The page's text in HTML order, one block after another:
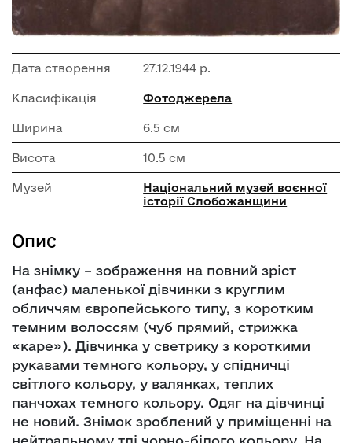
Дата створення 27.12.1944 р.
Класифікація Фотоджерела
Ширина 6.5 см
Висота 10.5 см
Музей
Національний музей воєнної
історії Слобожанщини
Опис
На знімку – зображення на повний зріст
(анфас) маленької дівчинки з круглим
обличчям європейського типу, з коротким
темним волоссям (чуб прямий, стрижка
«каре»). Дівчинка у светрику з короткими
рукавами темного кольору, у спідничці
світлого кольору, у валянках, теплих
панчохах темного кольору. Одяг на дівчинці
не новий. Знімок зроблений у приміщенні на